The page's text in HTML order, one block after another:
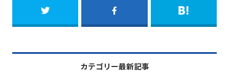
カテゴリー最新記事